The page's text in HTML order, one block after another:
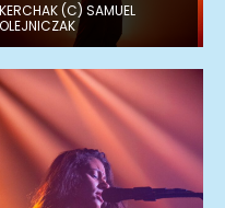
KERCHAK (C) SAMUEL
OLEJNICZAK